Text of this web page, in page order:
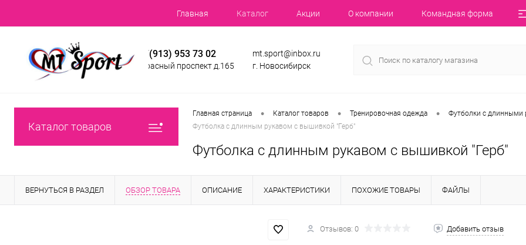
Главная Каталог Акции О компании Командная форма
+7(913) 953 73 02
Красный проспект д.165
mt.sport@inbox.ru
г. Новосибирск
Каталог товаров
Главная страница • Каталог товаров • Тренировочная одежда •
Футболки с длинными
Футболка с длинным рукавом с вышивкой "Герб"
Футболка с длинным рукавом с вышивкой "Герб"
ВЕРНУТЬСЯ В РАЗДЕЛ ОБЗОР ТОВАРА ОПИСАНИЕ ХАРАКТЕРИСТИКИ ПОХОЖИЕ ТОВАРЫ ФАЙЛЫ
Отзывов: 0 Добавить отзыв